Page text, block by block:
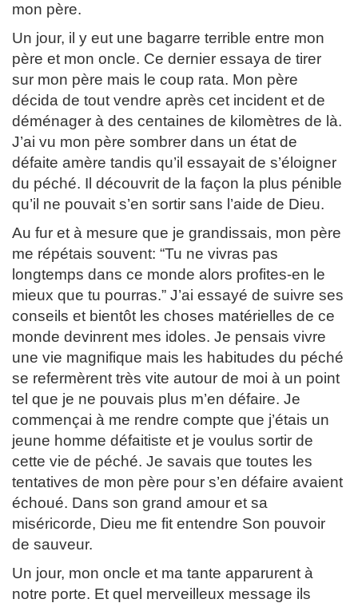
mon père.
Un jour, il y eut une bagarre terrible entre mon
père et mon oncle. Ce dernier essaya de tirer
sur mon père mais le coup rata. Mon père
décida de tout vendre après cet incident et de
déménager à des centaines de kilomètres de là.
J’ai vu mon père sombrer dans un état de
défaite amère tandis qu’il essayait de s’éloigner
du péché. Il découvrit de la façon la plus pénible
qu’il ne pouvait s’en sortir sans l’aide de Dieu.
Au fur et à mesure que je grandissais, mon père
me répétais souvent: “Tu ne vivras pas
longtemps dans ce monde alors profites-en le
mieux que tu pourras.” J’ai essayé de suivre ses
conseils et bientôt les choses matérielles de ce
monde devinrent mes idoles. Je pensais vivre
une vie magnifique mais les habitudes du péché
se refermèrent très vite autour de moi à un point
tel que je ne pouvais plus m’en défaire. Je
commençai à me rendre compte que j’étais un
jeune homme défaitiste et je voulus sortir de
cette vie de péché. Je savais que toutes les
tentatives de mon père pour s’en défaire avaient
échoué. Dans son grand amour et sa
miséricorde, Dieu me fit entendre Son pouvoir
de sauveur.
Un jour, mon oncle et ma tante apparurent à
notre porte. Et quel merveilleux message ils